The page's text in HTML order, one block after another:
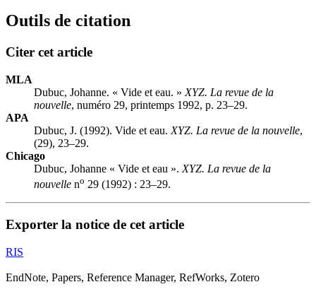
Outils de citation
Citer cet article
MLA
Dubuc, Johanne. « Vide et eau. » XYZ. La revue de la
nouvelle, numéro 29, printemps 1992, p. 23–29.
APA
Dubuc, J. (1992). Vide et eau. XYZ. La revue de la nouvelle,
(29), 23–29.
Chicago
Dubuc, Johanne « Vide et eau ». XYZ. La revue de la
nouvelle no 29 (1992) : 23–29.
Exporter la notice de cet article
RIS
EndNote, Papers, Reference Manager, RefWorks, Zotero